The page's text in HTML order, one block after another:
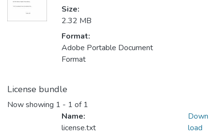
Size:
2.32 MB
Format:
Adobe Portable Document
Format
License bundle
Now showing 1 - 1 of 1
Name:
license.txt
Down
load